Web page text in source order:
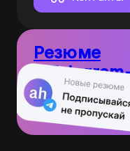
Резюме
в
10
резюме
день